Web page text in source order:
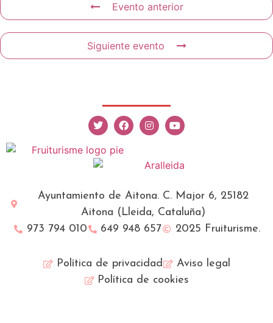
Evento anterior
Siguiente evento
Ayuntamiento de Aitona. C. Major 6, 25182
Aitona (Lleida, Cataluña)
973 794 010
649 948 657 2025 Fruiturisme.
Política de privacidad
Aviso legal
Política de cookies